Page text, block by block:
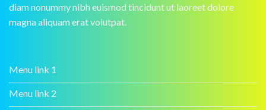
diam nonummy nibh euismod tincidunt ut laoreet dolore
magna aliquam erat volutpat.
Menu link 1
Menu link 2